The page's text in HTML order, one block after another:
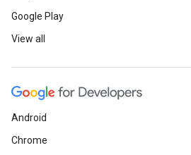
Google Play
View all
Android
Chrome